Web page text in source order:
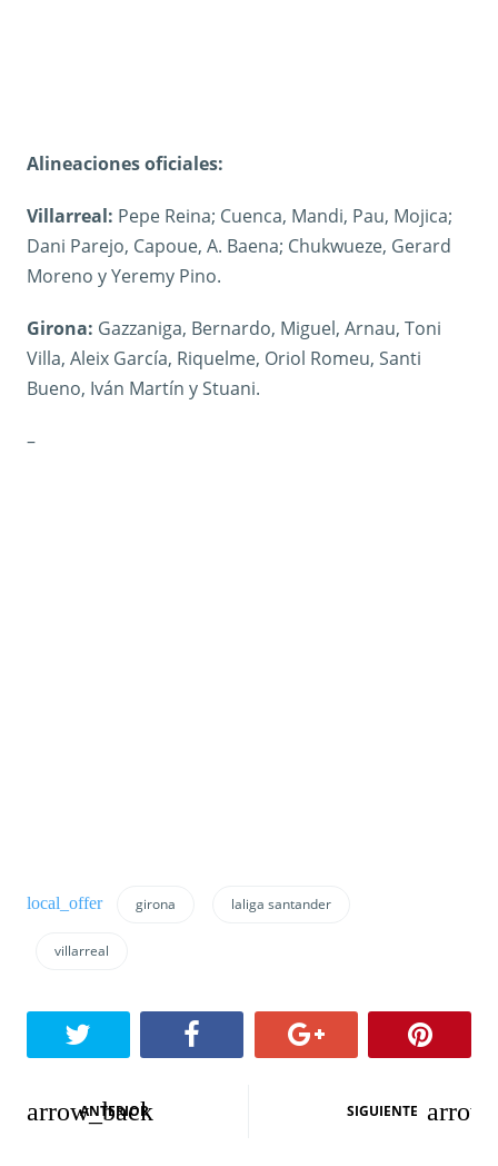
Alineaciones oficiales:
Villarreal: Pepe Reina; Cuenca, Mandi, Pau, Mojica;
Dani Parejo, Capoue, A. Baena; Chukwueze, Gerard
Moreno y Yeremy Pino.
Girona: Gazzaniga, Bernardo, Miguel, Arnau, Toni
Villa, Aleix García, Riquelme, Oriol Romeu, Santi
Bueno, Iván Martín y Stuani.
–
girona laliga santander
villarreal
N
ANTERIOR SIGUIENTE